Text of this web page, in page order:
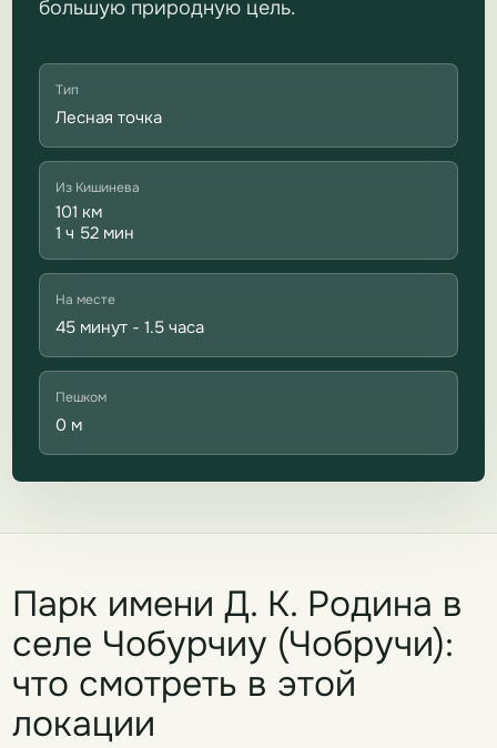
большую природную цель.
Тип
Лесная точка
Из Кишинева
101 км
1 ч 52 мин
На месте
45 минут - 1.5 часа
Пешком
0 м
Парк имени Д. К. Родина в
селе Чобурчиу (Чобручи):
что смотреть в этой
локации